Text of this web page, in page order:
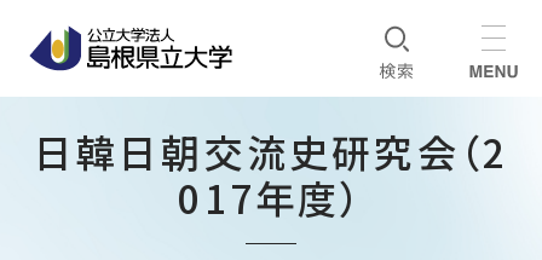
日韓日朝交流史研究会（2
017年度）